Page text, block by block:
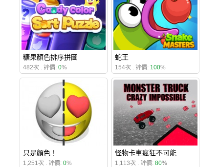
糖果顏色排序拼圖
482次 . 評價: 0%
蛇王
154次 . 評價: 100%
只是顏色！
1,251次 . 評價: 0%
怪物卡車瘋狂不可能
1,113次 . 評價: 80%